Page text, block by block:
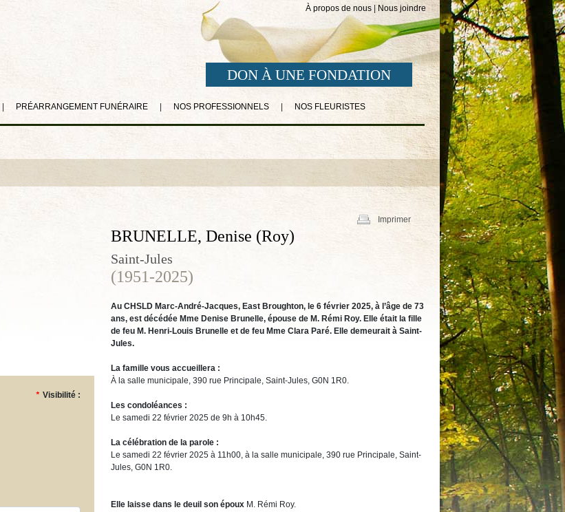
À propos de nous Nous joindre
DON À UNE FONDATION
PRÉARRANGEMENT FUNÉRAIRE NOS PROFESSIONNELS NOS FLEURISTES
* Visibilité :
Imprimer
BRUNELLE, Denise (Roy)
Saint-Jules
(1951-2025)
Au CHSLD Marc-André-Jacques, East Broughton, le 6 février 2025, à l’âge de 73
ans, est décédée Mme Denise Brunelle, épouse de M. Rémi Roy. Elle était la fille
de feu M. Henri-Louis Brunelle et de feu Mme Clara Paré. Elle demeurait à Saint-
Jules.
La famille vous accueillera :
À la salle municipale, 390 rue Principale, Saint-Jules, G0N 1R0.
Les condoléances :
Le samedi 22 février 2025 de 9h à 10h45.
La célébration de la parole :
Le samedi 22 février 2025 à 11h00, à la salle municipale, 390 rue Principale, Saint-
Jules, G0N 1R0.
Elle laisse dans le deuil son époux M. Rémi Roy.